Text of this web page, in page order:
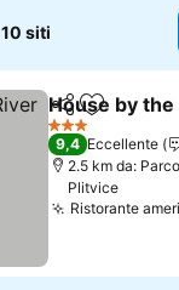
10 siti
CondividiAggiungi
House by the
3 Stelle
9,4 Eccellente
2.5 km da:
Plitvice
Ristorante